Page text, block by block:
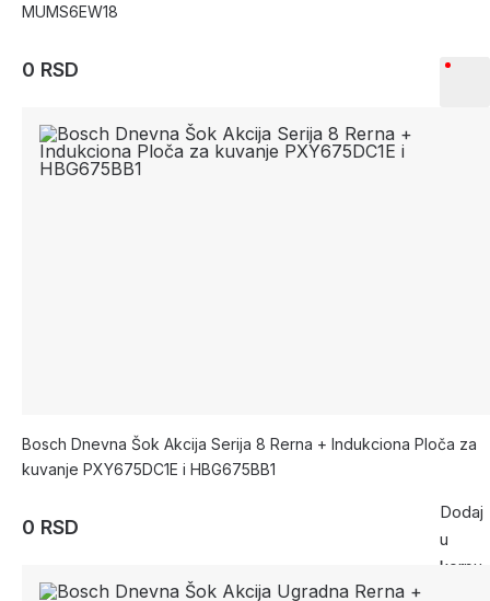
MUMS6EW18
0 RSD
Bosch Dnevna Šok Akcija Serija 8 Rerna + Indukciona Ploča za
kuvanje PXY675DC1E i HBG675BB1
0 RSD
Dodaj
u
korpu